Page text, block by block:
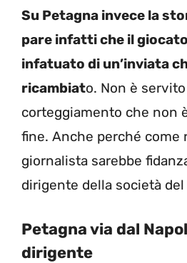
Su Petagna invece la
pare infatti che il
infatuato di un’inviata
ricambiato. Non è
corteggiamento che non
fine. Anche perché come
giornalista sarebbe
dirigente della società del
Petagna via dal
dirigente